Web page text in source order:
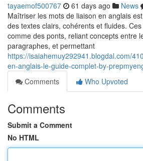
tayaemof500767 61 days ago News
Maîtriser les mots de liaison en anglais
des textes clairs, cohérents et fluides.
comme des ponts, reliant concepts entre
paragraphes, et permettant
https://isaiahemuy292941.blogdal.com/
en-anglais-le-guide-complet-by-
Comments
Who Upvoted
Comments
Submit a Comment
No HTML